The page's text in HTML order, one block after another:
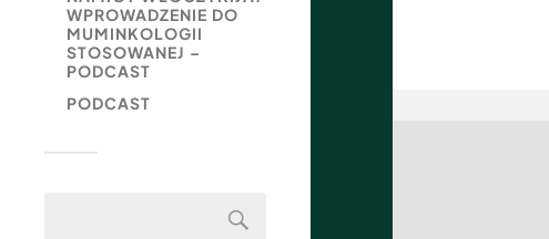
WPROWADZENIE DO
MUMINKOLOGII
STOSOWANEJ –
PODCAST
PODCAST